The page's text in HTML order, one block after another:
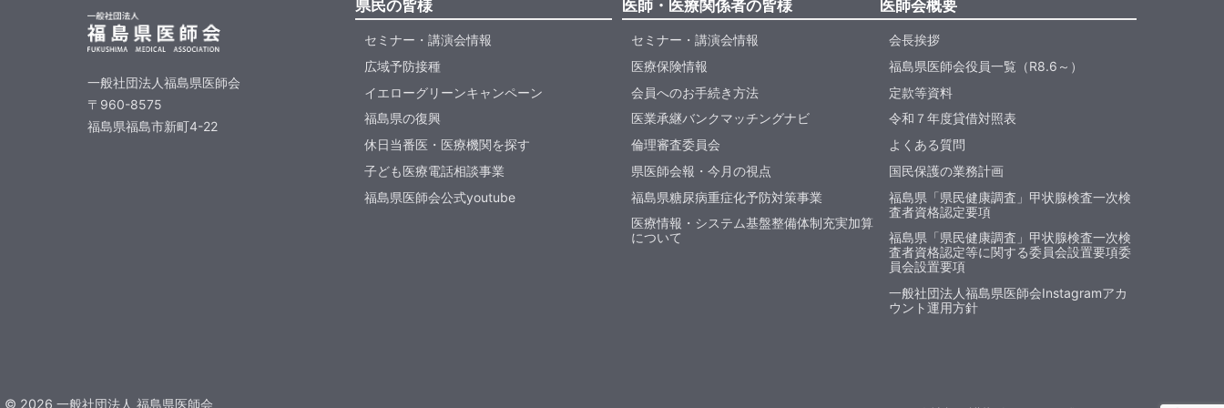
一般社団法人福島県医師会
〒960-8575
福島県福島市新町4-22
県民の皆様
セミナー・講演会情報
広域予防接種
イエローグリーンキャンペーン
福島県の復興
休日当番医・医療機関を探す
子ども医療電話相談事業
福島県医師会公式youtube
医師・医療関係者の皆様
セミナー・講演会情報
医療保険情報
会員へのお手続き方法
医業承継バンクマッチングナビ
倫理審査委員会
県医師会報・今月の視点
福島県糖尿病重症化予防対策事業
医療情報・システム基盤整備体制充実加算
について
医師会概要
会長挨拶
福島県医師会役員一覧（R8.6～）
定款等資料
令和７年度貸借対照表
よくある質問
国民保護の業務計画
福島県「県民健康調査」甲状腺検査一次検
査者資格認定要項
福島県「県民健康調査」甲状腺検査一次検
査者資格認定等に関する委員会設置要項委
員会設置要項
一般社団法人福島県医師会Instagramアカ
ウント運用方針
© 2026 一般社団法人 福島県医師会